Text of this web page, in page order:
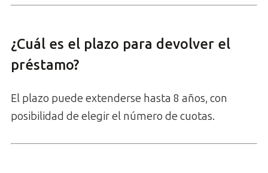
¿Cuál es el plazo para devolver el
préstamo?
El plazo puede extenderse hasta 8 años, con
posibilidad de elegir el número de cuotas.